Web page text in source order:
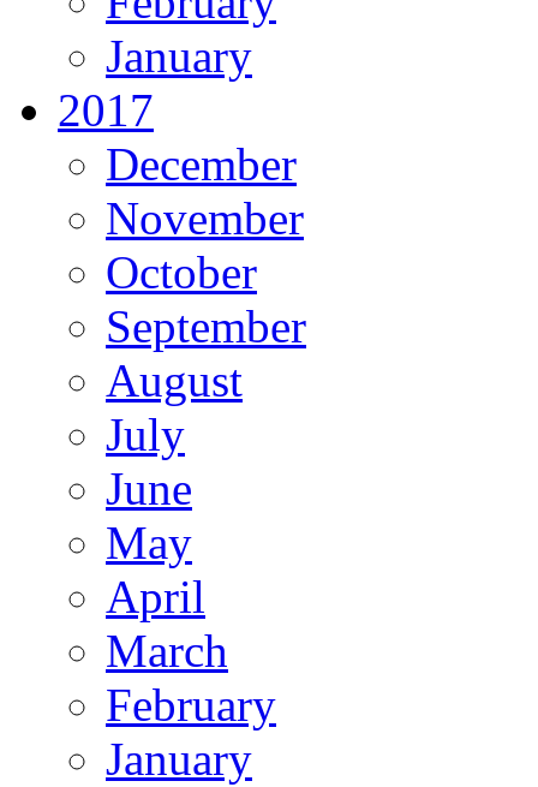
January
2017
December
November
October
September
August
July
June
May
April
March
February
January